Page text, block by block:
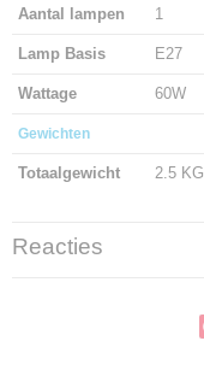
Aantal lampen 1
Lamp Basis E27
Wattage 60W
Gewichten
Totaalgewicht 2.5 KG
Reacties